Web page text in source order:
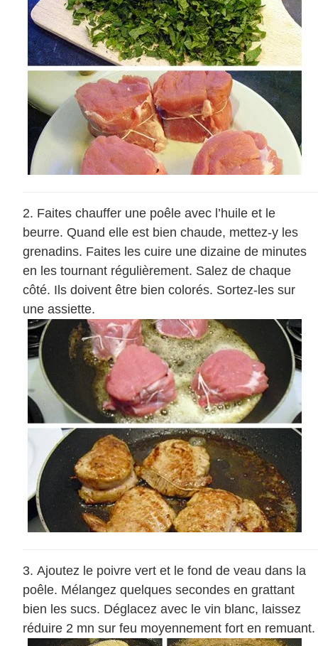
Faites chauffer une poêle avec l’huile et le
beurre. Quand elle est bien chaude, mettez-y les
grenadins. Faites les cuire une dizaine de minutes
en les tournant régulièrement. Salez de chaque
côté. Ils doivent être bien colorés. Sortez-les sur
une assiette.
Ajoutez le poivre vert et le fond de veau dans la
poêle. Mélangez quelques secondes en grattant
bien les sucs. Déglacez avec le vin blanc, laissez
réduire 2 mn sur feu moyennement fort en remuant.